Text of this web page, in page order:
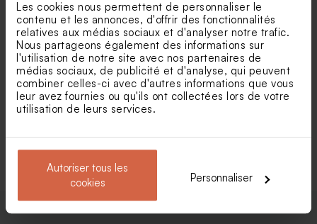
Les cookies nous permettent de personnaliser le
contenu et les annonces, d'offrir des fonctionnalités
relatives aux médias sociaux et d'analyser notre trafic.
Nous partageons également des informations sur
l'utilisation de notre site avec nos partenaires de
médias sociaux, de publicité et d'analyse, qui peuvent
combiner celles-ci avec d'autres informations que vous
leur avez fournies ou qu'ils ont collectées lors de votre
utilisation de leurs services.
Autoriser tous les
cookies
Personnaliser
Carte remerciement
mariage chic avec dorure
Carte remerciement
mariage bouquet floral rose
et blanc
remerciement mariage